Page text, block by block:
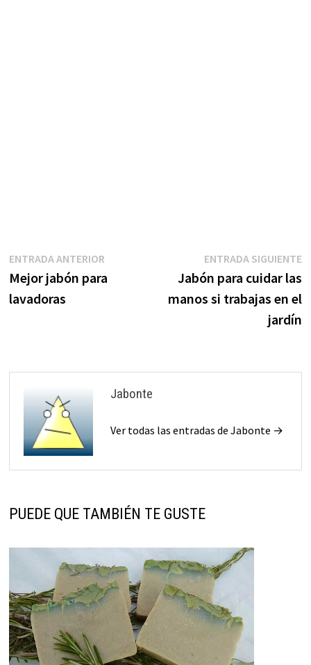
Navegación
de
ENTRADA ANTERIOREntrada
anterior:
Mejor jabón para
lavadoras
ENTRADA SIGUIENTE
Jabón para cuidar las
manos si trabajas en el
jardín
Jabonte
Ver todas las entradas de Jabonte →
PUEDE QUE TAMBIÉN TE GUSTE